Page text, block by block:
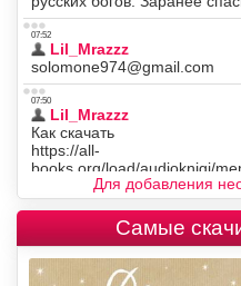
Для добавления
Самые